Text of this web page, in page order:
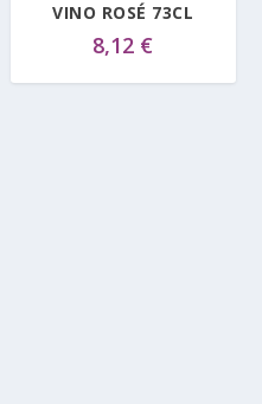
VINO ROSÉ 73CL
8,12 €